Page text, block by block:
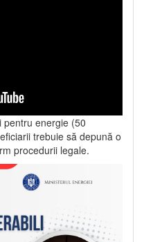
pentru energie (50
trebuie să depună o
procedurii legale.